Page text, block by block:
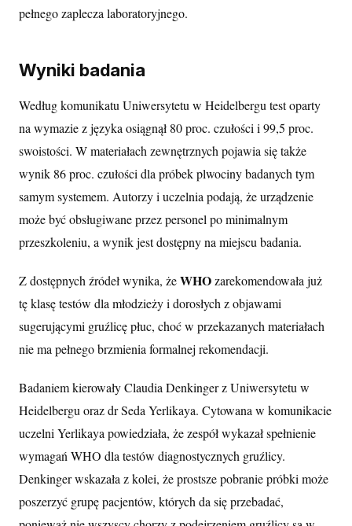
pełnego zaplecza laboratoryjnego.
Wyniki badania
Według komunikatu Uniwersytetu w Heidelbergu test oparty
na wymazie z języka osiągnął 80 proc. czułości i 99,5 proc.
swoistości. W materiałach zewnętrznych pojawia się także
wynik 86 proc. czułości dla próbek plwociny badanych tym
samym systemem. Autorzy i uczelnia podają, że urządzenie
może być obsługiwane przez personel po minimalnym
przeszkoleniu, a wynik jest dostępny na miejscu badania.
Z dostępnych źródeł wynika, żeWHOzarekomendowała już
tę klasę testów dla młodzieży i dorosłych z objawami
sugerującymi gruźlicę płuc, choć w przekazanych materiałach
nie ma pełnego brzmienia formalnej rekomendacji.
Badaniem kierowały Claudia Denkinger z Uniwersytetu w
Heidelbergu oraz dr Seda Yerlikaya. Cytowana w komunikacie
uczelni Yerlikaya powiedziała, że zespół wykazał spełnienie
wymagań WHO dla testów diagnostycznych gruźlicy.
Denkinger wskazała z kolei, że prostsze pobranie próbki może
poszerzyć grupę pacjentów, których da się przebadać,